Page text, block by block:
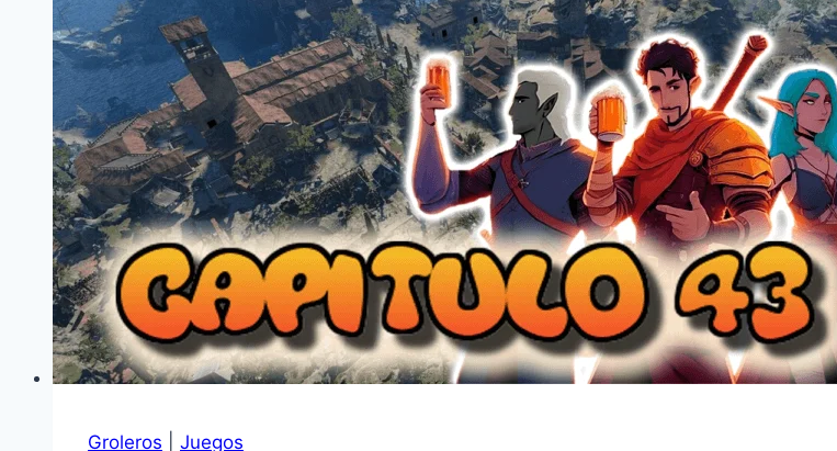
Groleros Juegos